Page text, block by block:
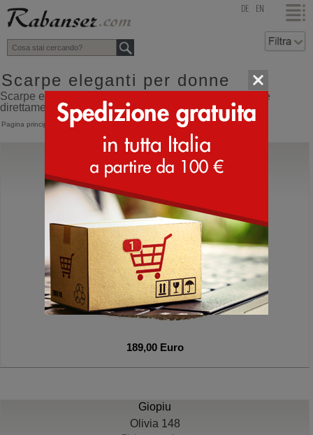
top DE EN
Scarpe eleganti per donne
Scarpe eleganti per donne online shop con spedizione
direttamente dall'Italia
Pagina principale > Donna> Scarpe eleganti
Giopiu
Cielo 34
189,00 Euro
Giopiu
Olivia 148